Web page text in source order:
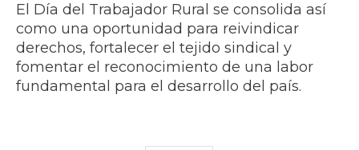
El Día del Trabajador Rural se consolida así
como una oportunidad para reivindicar
derechos, fortalecer el tejido sindical y
fomentar el reconocimiento de una labor
fundamental para el desarrollo del país.